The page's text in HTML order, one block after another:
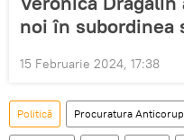
noi în subordinea
15 Februarie 2024, 17:38
Politică Procuratura